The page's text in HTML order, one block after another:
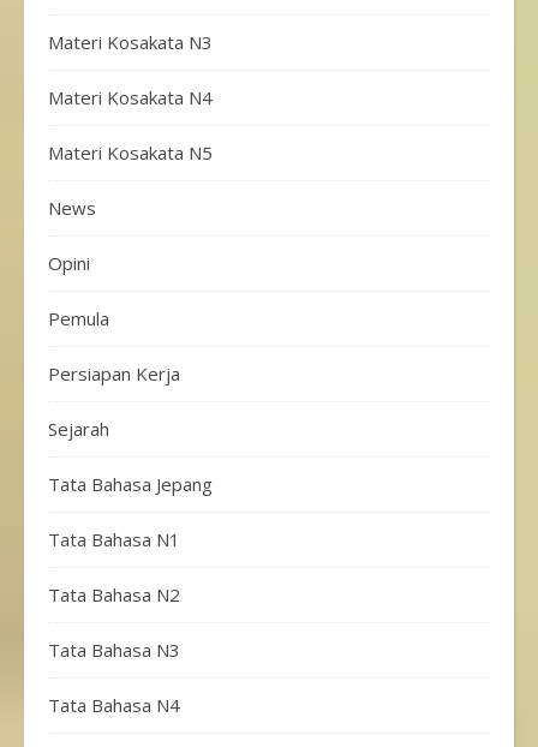
Materi Kosakata N3
Materi Kosakata N4
Materi Kosakata N5
News
Opini
Pemula
Persiapan Kerja
Sejarah
Tata Bahasa Jepang
Tata Bahasa N1
Tata Bahasa N2
Tata Bahasa N3
Tata Bahasa N4